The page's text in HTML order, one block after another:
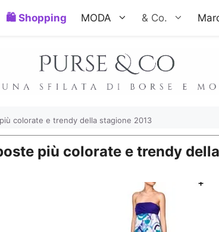
Shopping MODA & Co.
colorate e trendy della stagione 2013
più colorate e trendy